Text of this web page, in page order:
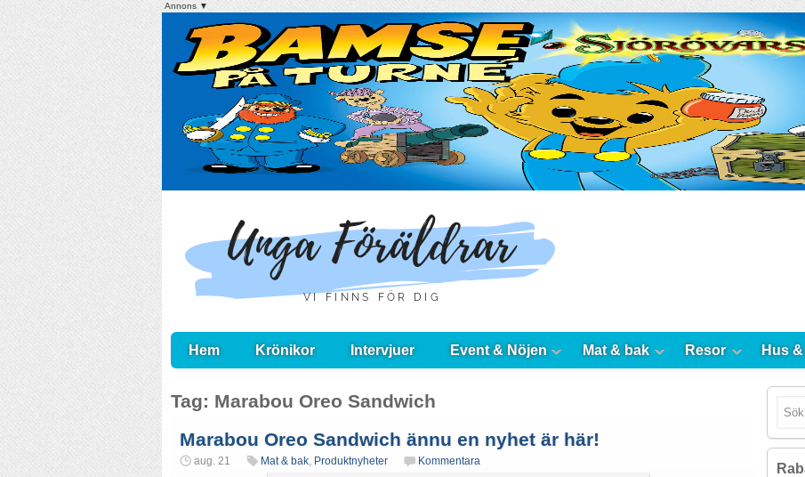
Annons ▼
Hem Krönikor Intervjuer Event & Nöjen Mat & bak Resor Hus
Tag: Marabou Oreo Sandwich
Marabou Oreo Sandwich ännu en nyhet är här!
aug. 21 Mat & bak, Produktnyheter Kommentara